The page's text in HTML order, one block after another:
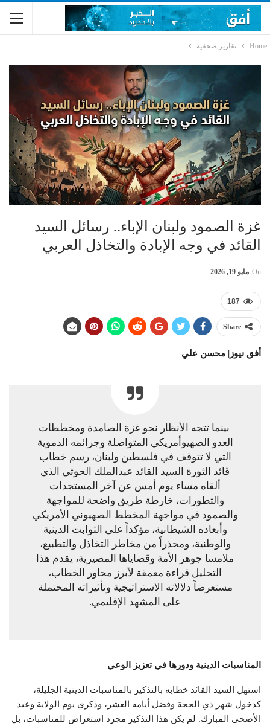
Home تقارير صحفية
غزة الصمود ولبنان الإباء.. رسائل السيد
القائد في وجه الإبادة والتخاذل العربي
On مايو 19, 2026
187
Share
أفق نيوز| محسن علي
بينما تتجه الأنظار نحو غزة الصامدة ومخططات
العدو الصهيوأمريكي المتواصلة وجرائمه الدموية
التي لا تتوقف في فلسطين ولبنان، رسم خطاب
قائد الثورة السيد القائد عبدالملك الحوثي الذي
ألقاه مساء يوم أمس عن آخر المستجدات
والتطورات، خارطة طريق واضحة للمواجهة
والصمود في مواجهة المخطط الصهيوني الأمريكي
وأبعاده الشيطانية، مؤكداً على الثوابت الدينية
والوطنية، ومحذراً من مخاطر التخاذل والتطبيع،
ملامسا جوهر الأمة وقضاياها المصيرية، يقدم هذا
التحليل قراءة معمقة لأبرز محاور الخطاب،
مستعرضاً دلالاته الاستراتيجية وتأثيراته المحتملة
على المشهد الإقليمي.
المناسبات الدينية ودورها في تعزيز الوعي
استهل السيد القائد خطابه بالتذكير بالمناسبات الدينية الجليلة،
كدخول شهر ذي الحجة وفضل أيامه العشر، وذكرى يوم الولاية وعيد
الأضحى المبارك. لم يكن هذا التذكير مجرد استعراض للمناسبات، بل